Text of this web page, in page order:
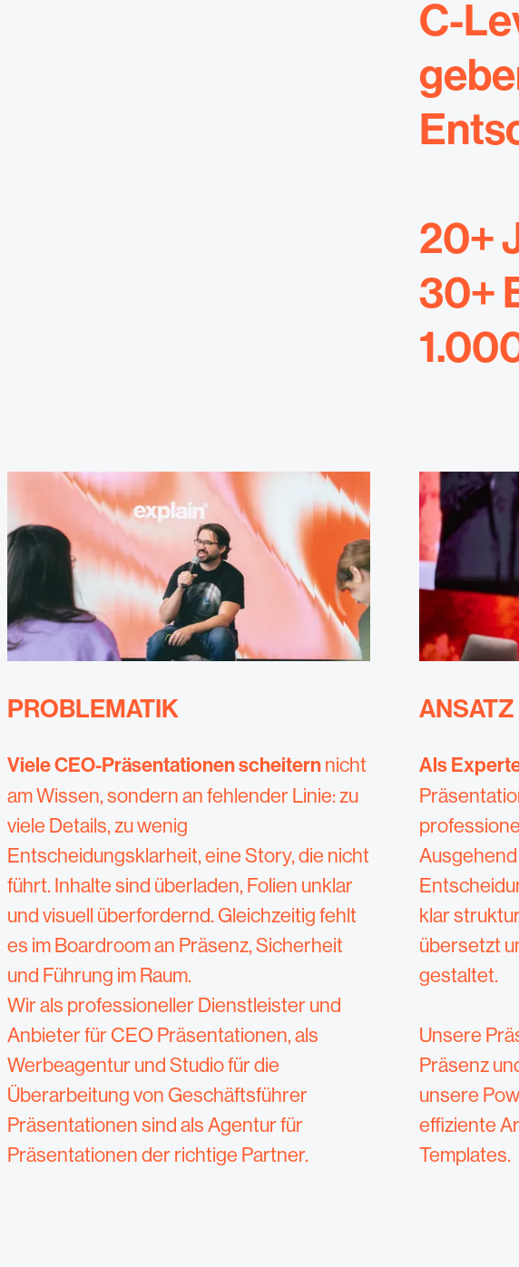
C-
20+
30+
PROBLEMATIK
Viele CEO-Präsentationen scheitern nicht
am Wissen, sondern an fehlender Linie: zu
viele Details, zu wenig
Entscheidungsklarheit, eine Story, die nicht
führt. Inhalte sind überladen, Folien unklar
und visuell überfordernd. Gleichzeitig fehlt
es im Boardroom an Präsenz, Sicherheit
und Führung im Raum.
Wir als professioneller Dienstleister und
Anbieter für CEO Präsentationen, als
Werbeagentur und Studio für die
Überarbeitung von Geschäftsführer
Präsentationen sind als Agentur für
Präsentationen der richtige Partner.
ANSATZ
Als
Ausgehend
klar
übersetzt
gestaltet.
Unsere
Präsenz
unsere
effiziente
Templates.